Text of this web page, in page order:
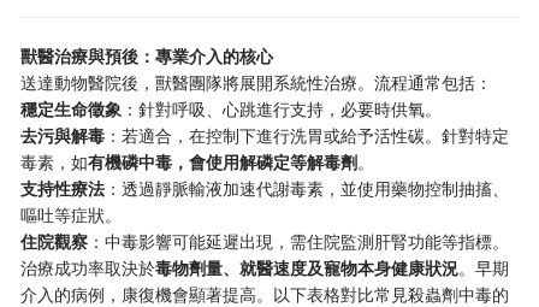
獸醫治療與預後：專業介入的核心
送達動物醫院後，獸醫團隊將展開系統性治療。流程通常包括：
穩定生命徵象 ：針對呼吸、心跳進行支持，必要時供氧。
去污與解毒 ：若適合，在控制下進行洗胃或給予活性碳。針對特定
毒素，如有機磷中毒，會使用解磷定等解毒劑。
支持性療法 ：透過靜脈輸液加速代謝毒素，並使用藥物控制抽搐、
嘔吐等症狀。
住院觀察 ：中毒影響可能延遲出現，需住院監測肝腎功能等指標。
治療成功率取決於毒物劑量、就醫速度及寵物本身健康狀況。早期
介入的病例，康復機會顯著提高。以下表格對比常見殺蟲劑中毒的